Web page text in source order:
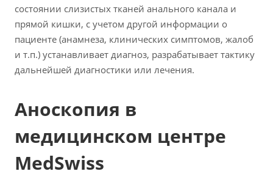
состоянии слизистых тканей анального канала и
прямой кишки, с учетом другой информации о
пациенте (анамнеза, клинических симптомов, жалоб
и т.п.) устанавливает диагноз, разрабатывает тактику
дальнейшей диагностики или лечения.
Аноскопия в
медицинском центре
MedSwiss